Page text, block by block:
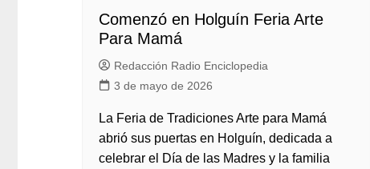
Comenzó en Holguín Feria Arte
Para Mamá
Redacción Radio Enciclopedia
3 de mayo de 2026
La Feria de Tradiciones Arte para Mamá
abrió sus puertas en Holguín, dedicada a
celebrar el Día de las Madres y la familia